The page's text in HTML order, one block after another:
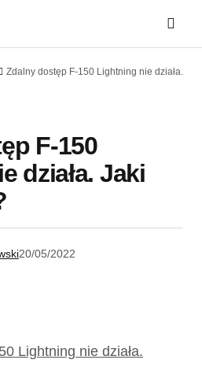
Zdalny dostęp F-150 Lightning nie działa.
F-150
działa. Jaki
20/05/2022
Lightning nie działa.